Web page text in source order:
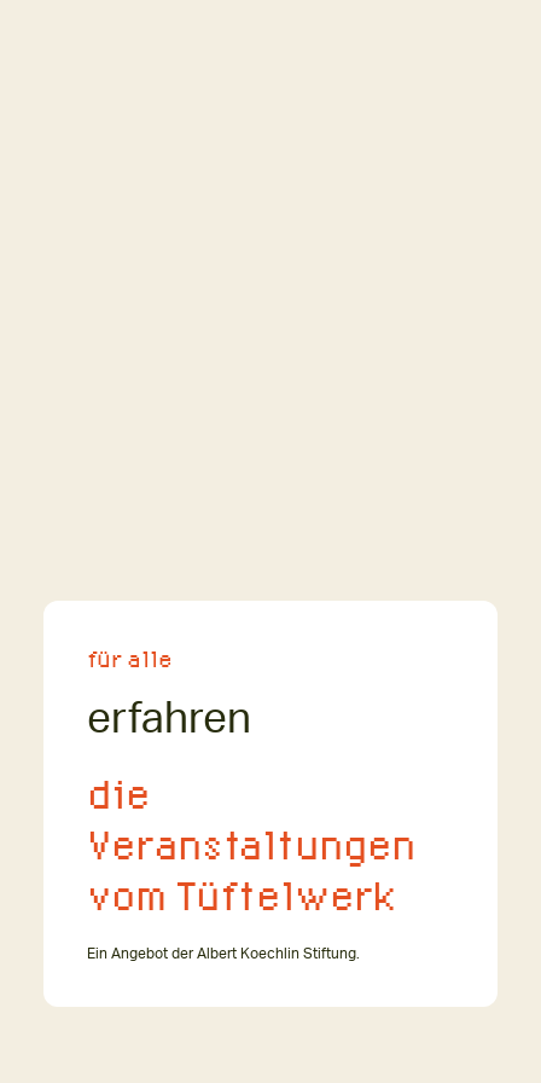
für alle
erfahren
die
Veranstaltungen
vom Tüftelwerk
Ein Angebot der Albert Koechlin Stiftung.